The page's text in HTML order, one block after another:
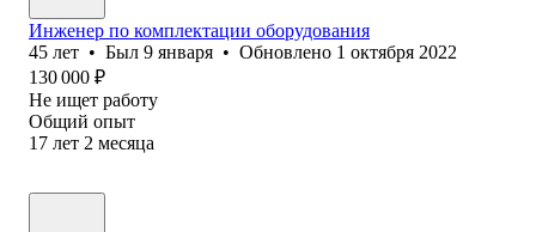
Инженер по комплектации оборудования
45 лет • Был 9 января • Обновлено 1 октября 2022
130 000 ₽
Не ищет работу
Общий опыт
17 лет 2 месяца